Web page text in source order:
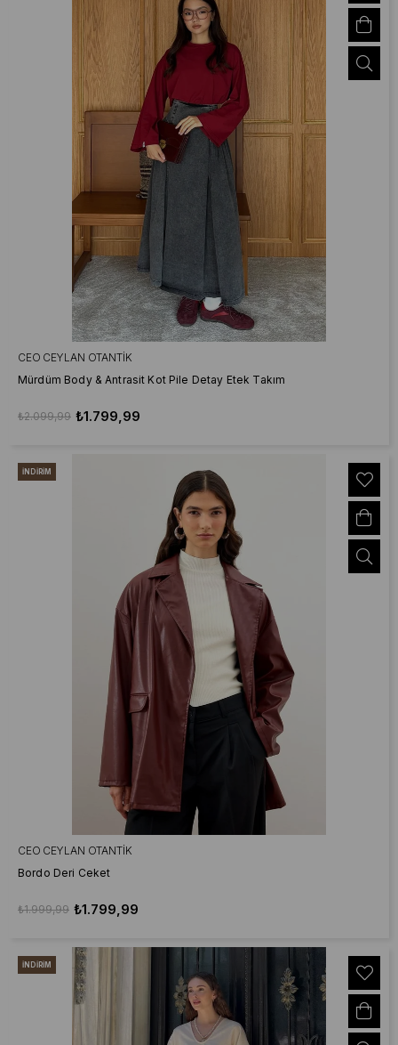
CEO CEYLAN OTANTIK
Mürdüm Body & Antrasit Kot Pile Detay Etek Takım
₺1.799,99
₺2.099,99
CEO CEYLAN OTANTIK
Bordo Deri Ceket
₺1.799,99
₺1.999,99
İNDIRIM
İNDIRIM